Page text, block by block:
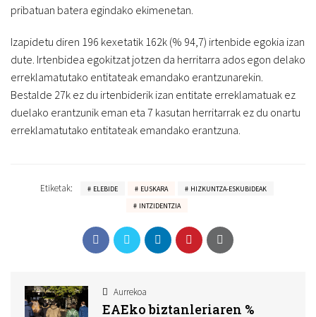
pribatuan batera egindako ekimenetan.
Izapidetu diren 196 kexetatik 162k (% 94,7) irtenbide egokia izan
dute. Irtenbidea egokitzat jotzen da herritarra ados egon delako
erreklamatutako entitateak emandako erantzunarekin.
Bestalde 27k ez du irtenbiderik izan entitate erreklamatuak ez
duelako erantzunik eman eta 7 kasutan herritarrak ez du onartu
erreklamatutako entitateak emandako erantzuna.
Etiketak: ELEBIDE EUSKARA
HIZKUNTZA-ESKUBIDEAK
INTZIDENTZIA
Aurrekoa
EAEko biztanleriaren %